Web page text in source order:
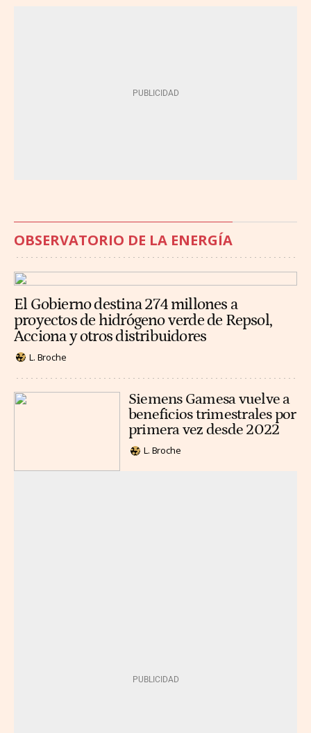
OBSERVATORIO DE LA ENERGÍA
El Gobierno destina 274 millones a
proyectos de hidrógeno verde de Repsol,
Acciona y otros distribuidores
L. Broche
Siemens Gamesa vuelve a
beneficios trimestrales por
primera vez desde 2022
L. Broche